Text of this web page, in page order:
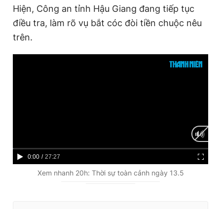
Hiện, Công an tỉnh Hậu Giang đang tiếp tục
điều tra, làm rõ vụ bắt cóc đòi tiền chuộc nêu
trên.
C
0:00 / D
u
27:27
Xem nhanh 20h: Thời sự toàn cảnh ngày 13.5